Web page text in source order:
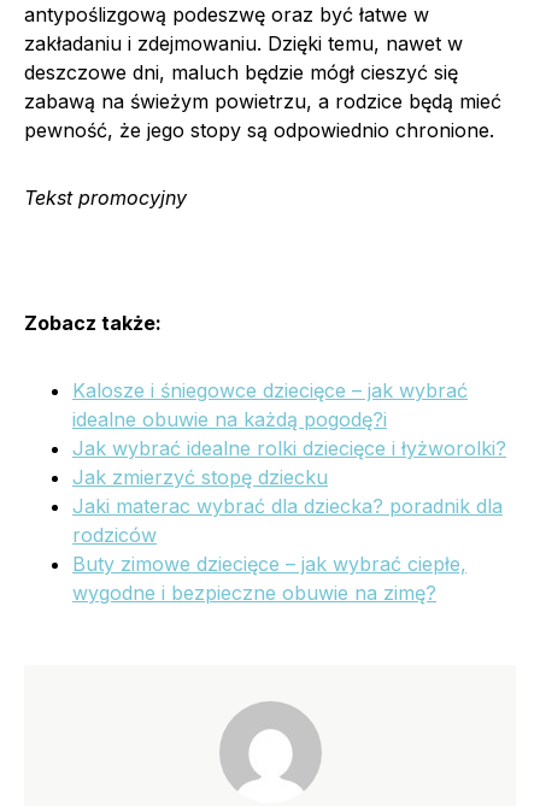
antypoślizgową podeszwę oraz być łatwe w
zakładaniu i zdejmowaniu. Dzięki temu, nawet w
deszczowe dni, maluch będzie mógł cieszyć się
zabawą na świeżym powietrzu, a rodzice będą mieć
pewność, że jego stopy są odpowiednio chronione.
Tekst promocyjny
Zobacz także:
Kalosze i śniegowce dziecięce – jak wybrać
idealne obuwie na każdą pogodę?i
Jak wybrać idealne rolki dziecięce i łyżworolki?
Jak zmierzyć stopę dziecku
Jaki materac wybrać dla dziecka? poradnik dla
rodziców
Buty zimowe dziecięce – jak wybrać ciepłe,
wygodne i bezpieczne obuwie na zimę?